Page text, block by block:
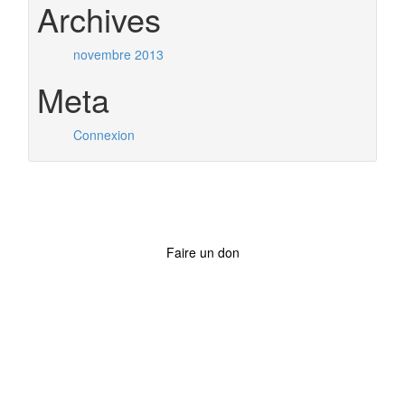
Archives
novembre 2013
Meta
Connexion
Faire un don